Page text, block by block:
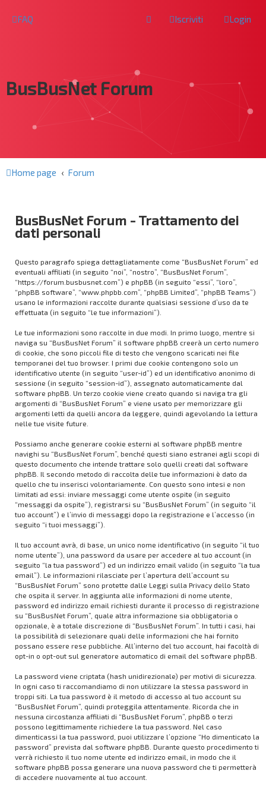
FAQ Login
Iscriviti
BusBusNet Forum
Home page Forum
BusBusNet Forum - Trattamento dei
dati personali
Questo paragrafo spiega dettagliatamente come “BusBusNet Forum” ed
eventuali affiliati (in seguito “noi”, “nostro”, “BusBusNet Forum”,
“https://forum.busbusnet.com”) e phpBB (in seguito “essi”, “loro”,
“phpBB software”, “www.phpbb.com”, “phpBB Limited”, “phpBB Teams”)
usano le informazioni raccolte durante qualsiasi sessione d’uso da te
effettuata (in seguito “le tue informazioni”).
Le tue informazioni sono raccolte in due modi. In primo luogo, mentre si
naviga su “BusBusNet Forum” il software phpBB creerà un certo numero
di cookie, che sono piccoli file di testo che vengono scaricati nei file
temporanei del tuo browser. I primi due cookie contengono solo un
identificativo utente (in seguito “user-id”) ed un identificativo anonimo di
sessione (in seguito “session-id”), assegnato automaticamente dal
software phpBB. Un terzo cookie viene creato quando si naviga tra gli
argomenti di “BusBusNet Forum” e viene usato per memorizzare gli
argomenti letti da quelli ancora da leggere, quindi agevolando la lettura
nelle tue visite future.
Possiamo anche generare cookie esterni al software phpBB mentre
navighi su “BusBusNet Forum”, benché questi siano estranei agli scopi di
questo documento che intende trattare solo quelli creati dal software
phpBB. Il secondo metodo di raccolta delle tue informazioni è dato da
quello che tu inserisci volontariamente. Con questo sono intesi e non
limitati ad essi: inviare messaggi come utente ospite (in seguito
“messaggi da ospite”), registrarsi su “BusBusNet Forum” (in seguito “il
tuo account”) e l’invio di messaggi dopo la registrazione e l’accesso (in
seguito “i tuoi messaggi”).
Il tuo account avrà, di base, un unico nome identificativo (in seguito “il tuo
nome utente”), una password da usare per accedere al tuo account (in
seguito “la tua password”) ed un indirizzo email valido (in seguito “la tua
email”). Le informazioni rilasciate per l’apertura dell’account su
“BusBusNet Forum” sono protette dalle Leggi sulla Privacy dello Stato
che ospita il server. In aggiunta alle informazioni di nome utente,
password ed indirizzo email richiesti durante il processo di registrazione
su “BusBusNet Forum”, quale altra informazione sia obbligatoria o
opzionale, è a totale discrezione di “BusBusNet Forum”. In tutti i casi, hai
la possibilità di selezionare quali delle informazioni che hai fornito
possano essere rese pubbliche. All’interno del tuo account, hai facoltà di
opt-in o opt-out sul generatore automatico di email del software phpBB.
La password viene criptata (hash unidirezionale) per motivi di sicurezza.
In ogni caso ti raccomandiamo di non utilizzare la stessa password in
troppi siti. La tua password è il metodo di accesso al tuo account su
“BusBusNet Forum”, quindi proteggila attentamente. Ricorda che in
nessuna circostanza affiliati di “BusBusNet Forum”, phpBB o terzi
possono legittimamente richiedere la tua password. Nel caso
dimenticassi la tua password, puoi utilizzare l’opzione “Ho dimenticato la
password” prevista dal software phpBB. Durante questo procedimento ti
verrà richiesto il tuo nome utente ed indirizzo email, in modo che il
software phpBB possa generare una nuova password che ti permetterà
di accedere nuovamente al tuo account.